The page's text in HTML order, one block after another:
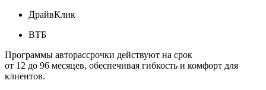
ДрайвКлик
ВТБ
Программы авторассрочки действуют на срок
от 12 до 96 месяцев, обеспечивая гибкость и комфорт для
клиентов.